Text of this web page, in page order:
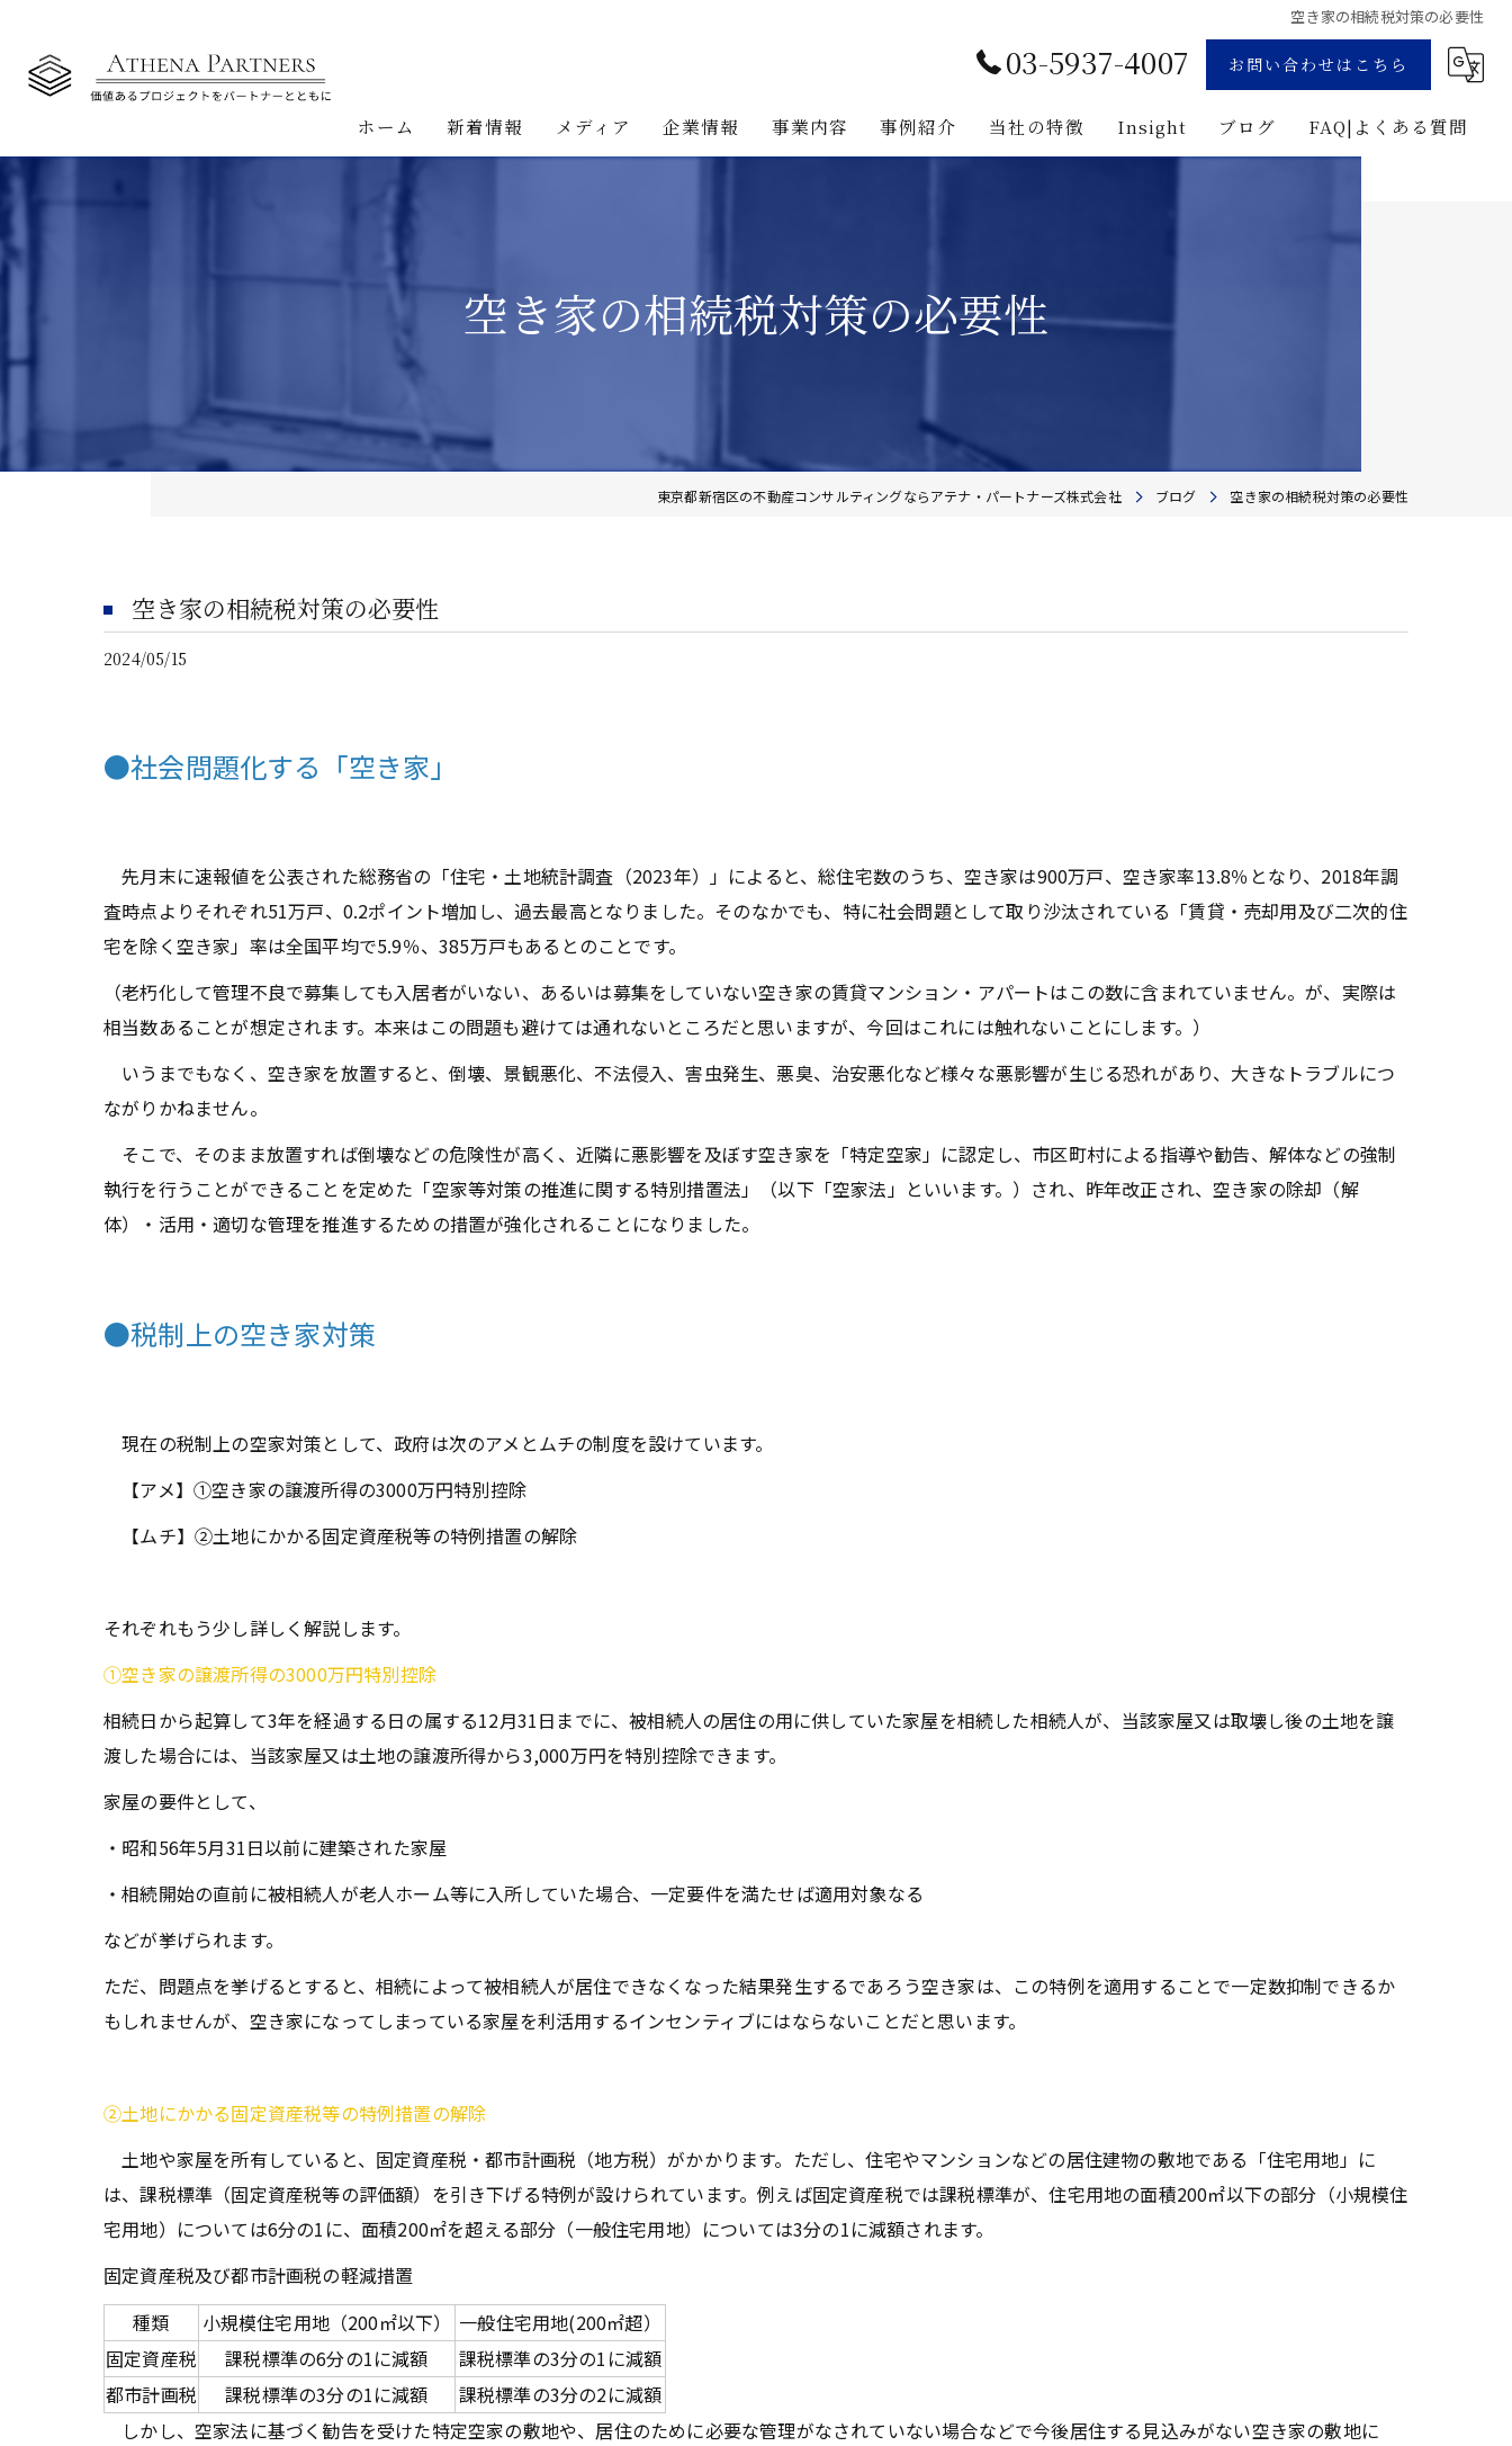
空き家の相続税対策の必要性
03-5937-4007 お問い合わせはこちら
ホーム 新着情報 メディア 企業情報
経営理念
事業内容
不動産事業
地主様・資産家向けサービス
ビルオーナー向け
事例紹介 当社の特徴
プロジェクト・マネジメント
Insight ブログ FAQ|よくある質問
空き家の相続税対策の必要性
東京都新宿区の不動産コンサルティングならアテナ・パートナーズ株式会社 ブログ 空き家の相続税対策の必要性
空き家の相続税対策の必要性
2024/05/15
●社会問題化する「空き家 」
先月末に速報値を公表された総務省の「住宅・土地統計調査（2023年）」によると、総住宅数のうち、空き家は900万戸、空き家率13.8％となり、2018年調
査時点よりそれぞれ51万戸、0.2ポイント増加し、過去最高となりました。そのなかでも、特に社会問題として取り沙汰されている「賃貸・売却用及び二次的住
宅を除く空き家」率は全国平均で5.9％、385万戸もあるとのことです。
（老朽化して管理不良で募集しても入居者がいない、あるいは募集をしていない空き家の賃貸マンション・アパートはこの数に含まれていません。が、実際は
相当数あることが想定されます。本来はこの問題も避けては通れないところだと思いますが、今回はこれには触れないことにします。）
いうまでもなく、空き家を放置すると、倒壊、景観悪化、不法侵入、害虫発生、悪臭、治安悪化など様々な悪影響が生じる恐れがあり、大きなトラブルにつ
ながりかねません。
そこで、そのまま放置すれば倒壊などの危険性が高く、近隣に悪影響を及ぼす空き家を「特定空家」に認定し、市区町村による指導や勧告、解体などの強制
執行を行うことができることを定めた「空家等対策の推進に関する特別措置法」（以下「空家法」といいます。）され、昨年改正され、空き家の除却（解
体）・活用・適切な管理を推進するための措置が強化されることになりました。
●税制上の空き家対策
現在の税制上の空家対策として、政府は次のアメとムチの制度を設けています。
【アメ】①空き家の譲渡所得の3000万円特別控除
【ムチ】②土地にかかる固定資産税等の特例措置の解除
それぞれもう少し詳しく解説します。
①空き家の譲渡所得の3000万円特別控除
相続日から起算して3年を経過する日の属する12月31日までに、被相続人の居住の用に供していた家屋を相続した相続人が、当該家屋又は取壊し後の土地を譲
渡した場合には、当該家屋又は土地の譲渡所得から3,000万円を特別控除できます。
家屋の要件として、
・昭和56年5月31日以前に建築された家屋
・相続開始の直前に被相続人が老人ホーム等に入所していた場合、一定要件を満たせば適用対象なる
などが挙げられます。
ただ、問題点を挙げるとすると、相続によって被相続人が居住できなくなった結果発生するであろう空き家は、この特例を適用することで一定数抑制できるか
もしれませんが、空き家になってしまっている家屋を利活用するインセンティブにはならないことだと思います。
②土地にかかる固定資産税等の特例措置の解除
土地や家屋を所有していると、固定資産税・都市計画税（地方税）がかかります。ただし、住宅やマンションなどの居住建物の敷地である「住宅用地」に
は、課税標準（固定資産税等の評価額）を引き下げる特例が設けられています。例えば固定資産税では課税標準が、住宅用地の面積200㎡以下の部分（小規模住
宅用地）については6分の1に、面積200㎡を超える部分（一般住宅用地）については3分の1に減額されます。
固定資産税及び都市計画税の軽減措置
種類
小規模住宅用地（200㎡以下）
一般住宅用地(200㎡超）
固定資産税
課税標準の6分の1に減額
課税標準の3分の1に減額
都市計画税
課税標準の3分の1に減額
課税標準の3分の2に減額
しかし、空家法に基づく勧告を受けた特定空家の敷地や、居住のために必要な管理がなされていない場合などで今後居住する見込みがない空き家の敷地に